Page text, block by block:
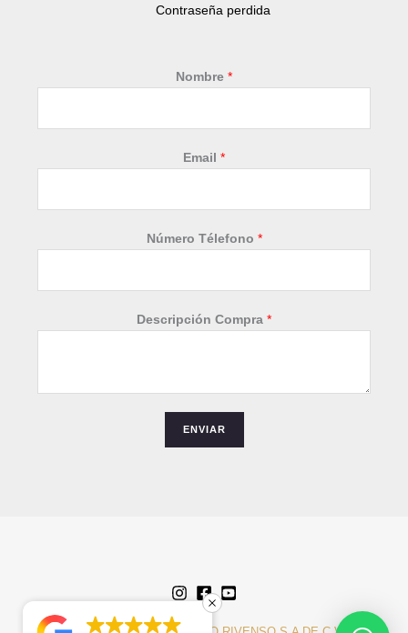
Contraseña perdida
Nombre *
Email *
o
b
e
Número Télefono *
Descripción Compra *
ENVIAR